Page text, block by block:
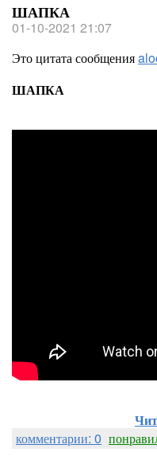
ШАПКА
01-10-2021 21:07
Это цитата сообщения
ШАПКА
комментарии: 0